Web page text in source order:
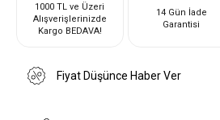
1000 TL ve Üzeri
Alışverişlerinizde
Kargo BEDAVA!
14 Gün İade
Garantisi
Fiyat Düşünce Haber Ver